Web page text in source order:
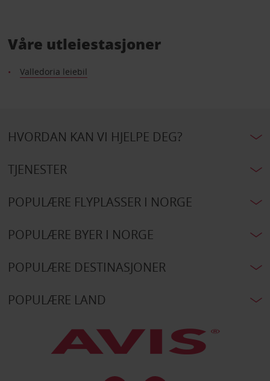
Våre utleiestasjoner
Valledoria leiebil
HVORDAN KAN VI HJELPE DEG?
TJENESTER
POPULÆRE FLYPLASSER I NORGE
POPULÆRE BYER I NORGE
POPULÆRE DESTINASJONER
POPULÆRE LAND